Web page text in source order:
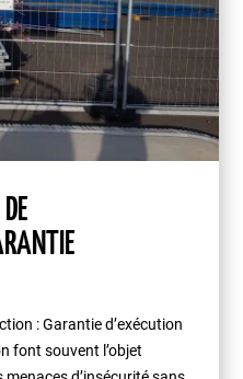
: Garantie d’exécution
font souvent l’objet